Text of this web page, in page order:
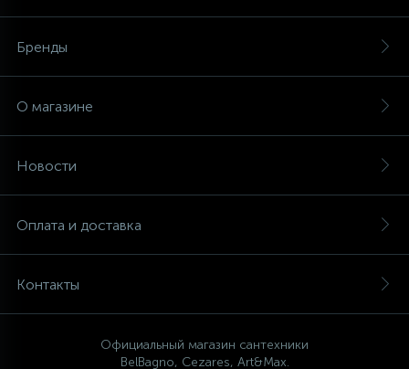
Бренды
О магазине
Новости
Оплата и доставка
Контакты
Официальный магазин сантехники
BelBagno, Cezares, Art&Max.